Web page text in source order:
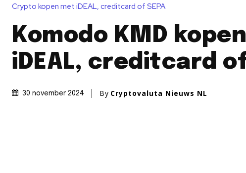
Crypto kopen met iDEAL, creditcard of SEPA
Komodo KMD
iDEAL, creditcard of
30 november 2024 By Cryptovaluta Nieuws NL